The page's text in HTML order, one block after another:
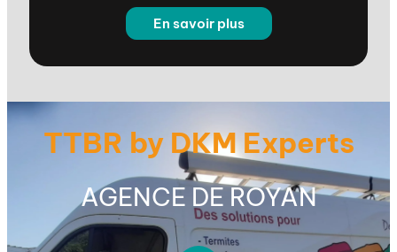
En savoir plus
TTBR by DKM Experts
AGENCE DE ROYAN